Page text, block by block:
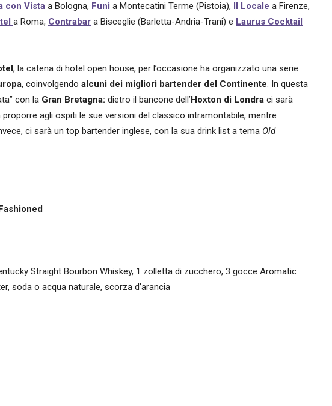
con Vista a Bologna, Funi a Montecatini Terme (Pistoia), Il Locale a Firenze,
a Roma, Contrabar a Bisceglie (Barletta-Andria-Trani) e Laurus Cocktail
, la catena di hotel open house, per l’occasione ha organizzato una serie
, coinvolgendo alcuni dei migliori bartender del Continente. In questa
con la Gran Bretagna: dietro il bancone dell’Hoxton di Londra ci sarà
proporre agli ospiti le sue versioni del classico intramontabile, mentre
ci sarà un top bartender inglese, con la sua drink list a tema Old
Straight Bourbon Whiskey, 1 zolletta di zucchero, 3 gocce Aromatic
soda o acqua naturale, scorza d’arancia